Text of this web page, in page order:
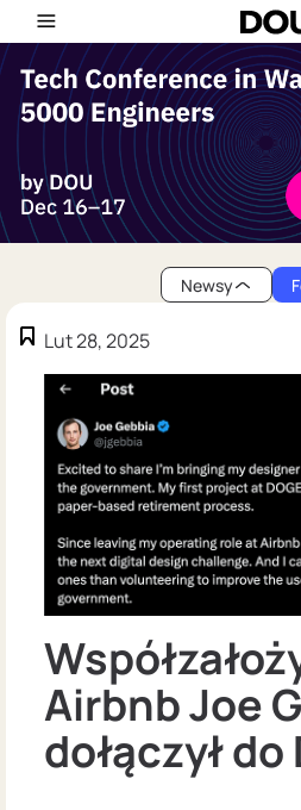
Newsy
Lut 28, 2025
Airbnb Joe
dołączył do